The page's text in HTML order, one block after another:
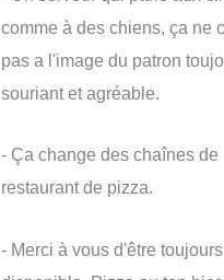
comme à des chiens, ça ne
pas a l'image du patron
souriant et agréable.
- Ça change des chaînes de
restaurant de pizza.
- Merci à vous d'être toujours